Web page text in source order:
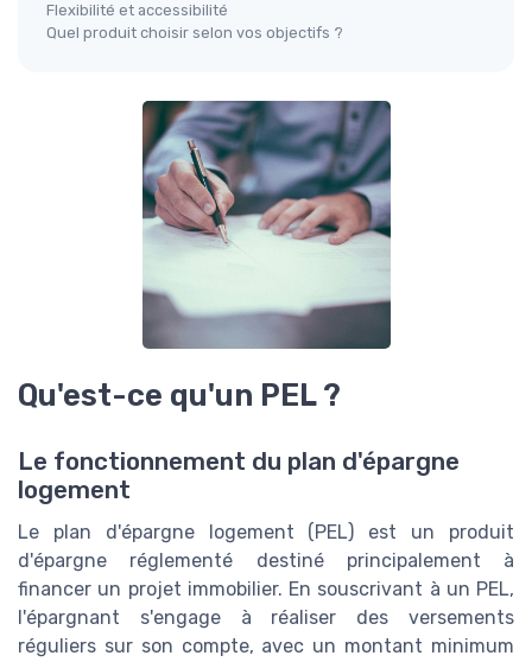
Flexibilité et accessibilité
Quel produit choisir selon vos objectifs ?
Qu'est-ce qu'un PEL ?
Le fonctionnement du plan d'épargne
logement
Le plan d'épargne logement (PEL) est un produit
d'épargne réglementé destiné principalement à
financer un projet immobilier. En souscrivant à un PEL,
l'épargnant s'engage à réaliser des versements
réguliers sur son compte, avec un montant minimum